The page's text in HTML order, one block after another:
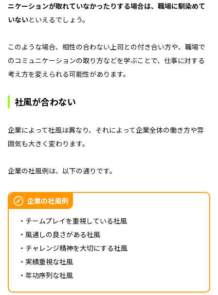
ニケーションが取れていなかったりする場合は、職場に馴染めて
いないといえるでしょう。
このような場合、相性の合わない上司との付き合い方や、職場で
のコミュニケーションの取り方などを学ぶことで、仕事に対する
考え方を変えられる可能性があります。
社風が合わない
企業によって社風は異なり、それによって企業全体の働き方や雰
囲気も大きく変わります。
企業の社風例は、以下の通りです。
企業の社風例
・チームプレイを重視している社風
・風通しの良さがある社風
・チャレンジ精神を大切にする社風
・実績重視な社風
・年功序列な社風